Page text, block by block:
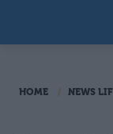
HOME NEWS